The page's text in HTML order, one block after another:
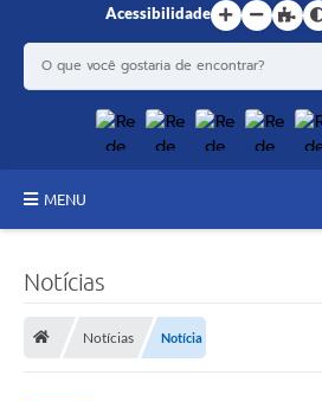
Acessibilidade
MENU
A História
Notícias
Notícias Notícia